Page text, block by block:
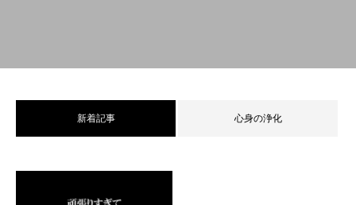
新着記事 心身の浄化